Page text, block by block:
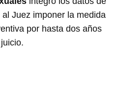
Juez imponer la medida
por hasta dos años